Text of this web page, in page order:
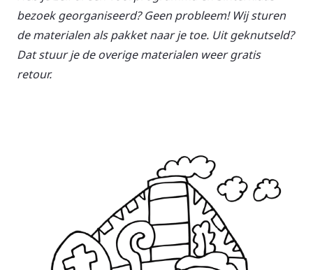
bezoek georganiseerd? Geen probleem! Wij sturen
de materialen als pakket naar je toe. Uit geknutseld?
Dat stuur je de overige materialen weer gratis
retour.